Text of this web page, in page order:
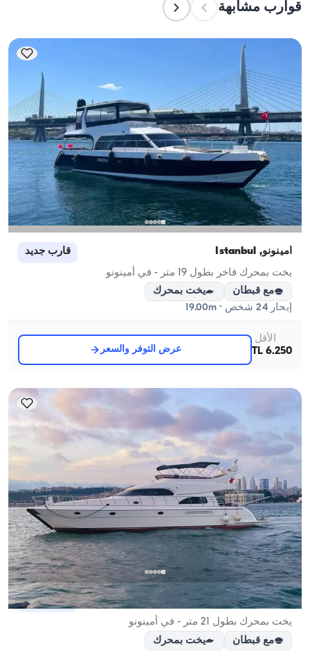
للإيجارات اليومية، فتنطبق سعة الإبحار.
قوارب مشابهة
أمينونو, İstanbul قارب جديد
يخت بمحرك فاخر بطول 19 متر - في أمينونو
مع قبطان
يخت بمحرك
إبحار 24 شخص · 19.00m
الأقل
6.250 TL
عرض التوفر والسعر
أمينونو, İstanbul قارب جديد
يخت بمحرك بطول 21 متر - في أمينونو
مع قبطان
يخت بمحرك